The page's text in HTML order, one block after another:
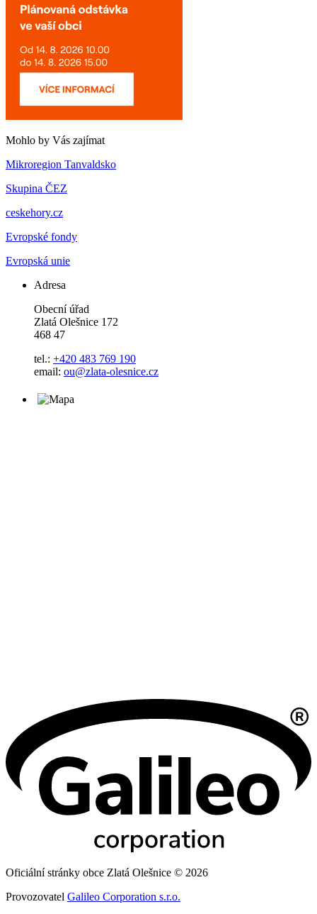
Mohlo by Vás zajímat
Mikroregion Tanvaldsko
Skupina ČEZ
ceskehory.cz
Evropské fondy
Evropská unie
Adresa
Obecní úřad
Zlatá Olešnice 172
468 47
tel.: +420 483 769 190
email: ou@zlata-olesnice.cz
Oficiální stránky obce Zlatá Olešnice © 2026
Provozovatel Galileo Corporation s.r.o.